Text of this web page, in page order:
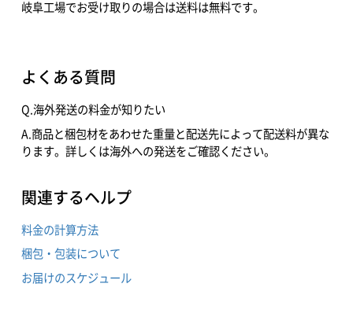
岐阜工場でお受け取りの場合は送料は無料です。
よくある質問
Q.海外発送の料金が知りたい
A.商品と梱包材をあわせた重量と配送先によって配送料が異な
ります。詳しくは海外への発送をご確認ください。
関連するヘルプ
料金の計算方法
梱包・包装について
お届けのスケジュール